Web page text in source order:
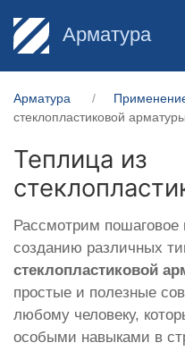
Арматура
Арматура
стеклопластиковой арматуры
Теплица из
Рассмотрим пошаговое
созданию различных
стеклопластиковой
простые и полезные
любому человеку,
особыми навыками в